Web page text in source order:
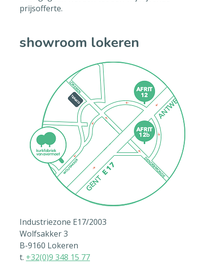
prijsofferte.
showroom lokeren
Industriezone E17/2003
Wolfsakker 3
B-9160 Lokeren
t. +32(0)9 348 15 77